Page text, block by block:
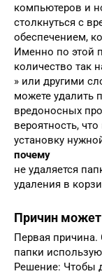
компьютеров и
столкнуться с
обеспечением,
Именно по этой
количество так
» или другими
можете удалить
вредоносных
вероятность,
установку
почему
не удаляется
удаления в
Причин
Первая
папки
Решение: Чтобы